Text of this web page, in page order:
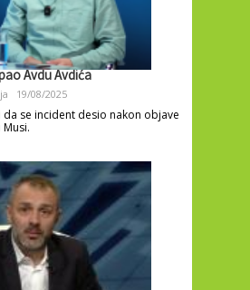
Avdu Avdića
19/08/2025
se incident desio nakon objave